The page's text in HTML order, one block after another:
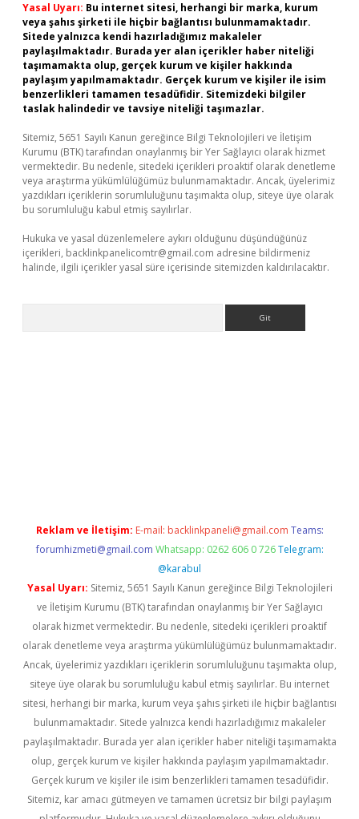
Yasal Uyarı: Bu internet sitesi, herhangi bir marka, kurum
veya şahıs şirketi ile hiçbir bağlantısı bulunmamaktadır.
Sitede yalnızca kendi hazırladığımız makaleler
paylaşılmaktadır. Burada yer alan içerikler haber niteliği
taşımamakta olup, gerçek kurum ve kişiler hakkında
paylaşım yapılmamaktadır. Gerçek kurum ve kişiler ile isim
benzerlikleri tamamen tesadüfidir. Sitemizdeki bilgiler
taslak halindedir ve tavsiye niteliği taşımazlar.
Sitemiz, 5651 Sayılı Kanun gereğince Bilgi Teknolojileri ve İletişim
Kurumu (BTK) tarafından onaylanmış bir Yer Sağlayıcı olarak hizmet
vermektedir. Bu nedenle, sitedeki içerikleri proaktif olarak denetleme
veya araştırma yükümlülüğümüz bulunmamaktadır. Ancak, üyelerimiz
yazdıkları içeriklerin sorumluluğunu taşımakta olup, siteye üye olarak
bu sorumluluğu kabul etmiş sayılırlar.
Hukuka ve yasal düzenlemelere aykırı olduğunu düşündüğünüz
içerikleri, backlinkpanelicomtr@gmail.com adresine bildirmeniz
halinde, ilgili içerikler yasal süre içerisinde sitemizden kaldırılacaktır.
Reklam ve İletişim: E-mail: backlinkpaneli@gmail.com Teams:
forumhizmeti@gmail.com Whatsapp: 0262 606 0 726 Telegram:
@karabul
Yasal Uyarı: Sitemiz, 5651 Sayılı Kanun gereğince Bilgi Teknolojileri
ve İletişim Kurumu (BTK) tarafından onaylanmış bir Yer Sağlayıcı
olarak hizmet vermektedir. Bu nedenle, sitedeki içerikleri proaktif
olarak denetleme veya araştırma yükümlülüğümüz bulunmamaktadır.
Ancak, üyelerimiz yazdıkları içeriklerin sorumluluğunu taşımakta olup,
siteye üye olarak bu sorumluluğu kabul etmiş sayılırlar. Bu internet
sitesi, herhangi bir marka, kurum veya şahıs şirketi ile hiçbir bağlantısı
bulunmamaktadır. Sitede yalnızca kendi hazırladığımız makaleler
paylaşılmaktadır. Burada yer alan içerikler haber niteliği taşımamakta
olup, gerçek kurum ve kişiler hakkında paylaşım yapılmamaktadır.
Gerçek kurum ve kişiler ile isim benzerlikleri tamamen tesadüfidir.
Sitemiz, kar amacı gütmeyen ve tamamen ücretsiz bir bilgi paylaşım